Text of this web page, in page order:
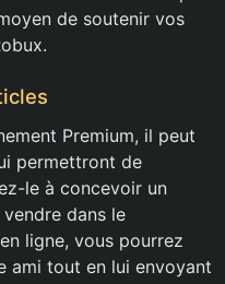
de soutenir vos
Premium, il peut
permettront de
le à concevoir un
dans le
ligne, vous pourrez
ami tout en lui envoyant